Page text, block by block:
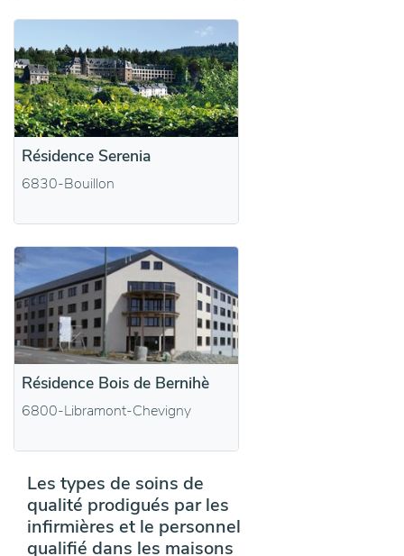
Résidence Serenia
6830-Bouillon
Résidence Bois de Bernihè
6800-Libramont-Chevigny
Les types de soins de
qualité prodigués par les
infirmières et le personnel
qualifié dans les maisons